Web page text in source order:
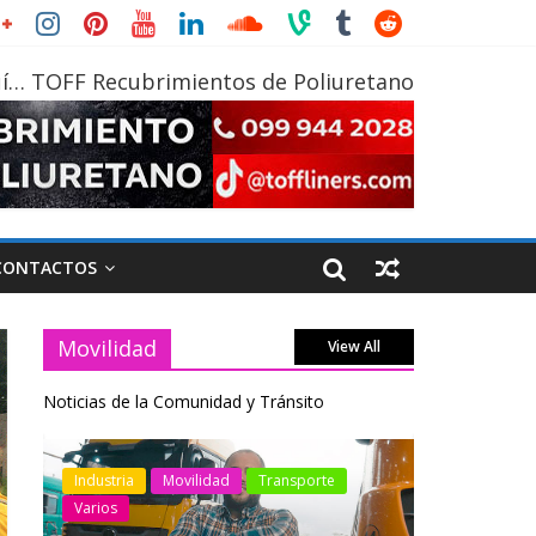
TOFF Recubrimientos de Poliuretano
Movilidad View All
Noticias de la Comunidad y Tránsito
Industria Movilidad
Transporte
Varios